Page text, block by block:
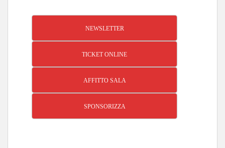
NEWSLETTER
TICKET ONLINE
AFFITTO SALA
SPONSORIZZA